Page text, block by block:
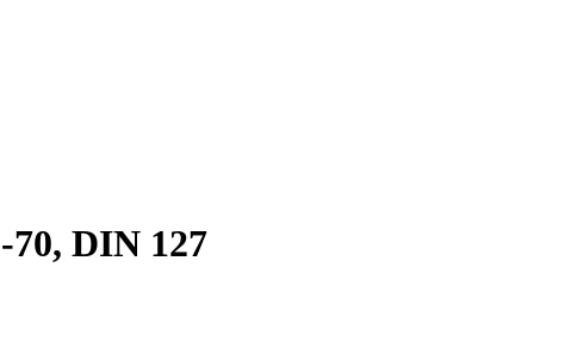
DIN 127